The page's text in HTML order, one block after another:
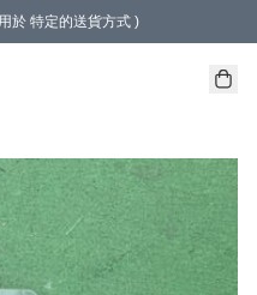
於 特定的送貨方式 )